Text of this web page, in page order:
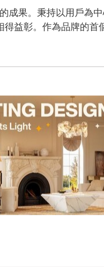
成果。秉持以用戶為
益彰。作為品牌的